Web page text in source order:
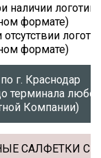
наличии
формате)
формате)
г. Краснодар
терминала любой
Компании)
САЛФЕТКИ С